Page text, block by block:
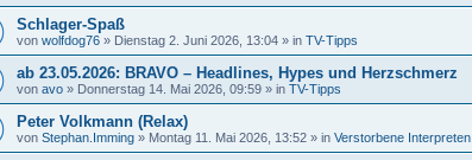
Schlager-Spaß
von wolfdog76 » Dienstag 2. Juni 2026, 13:04 » in TV-Tipps
ab 23.05.2026: BRAVO – Headlines, Hypes und Herzschmerz
von avo » Donnerstag 14. Mai 2026, 09:59 » in TV-Tipps
Peter Volkmann (Relax)
von Stephan.Imming » Montag 11. Mai 2026, 13:52 » in Verstorbene Interpreten